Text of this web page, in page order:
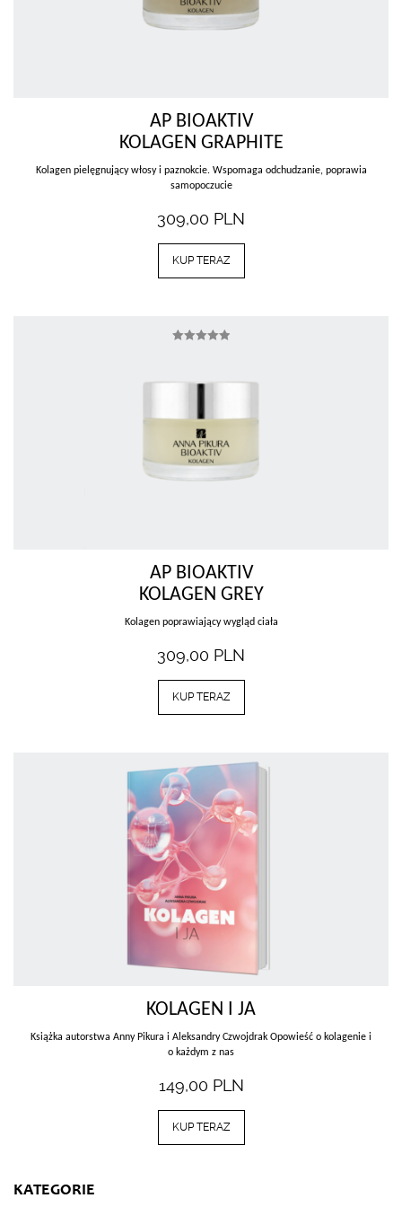
AP BIOAKTIV
KOLAGEN GRAPHITE
Kolagen pielęgnujący włosy i paznokcie. Wspomaga odchudzanie, poprawia
samopoczucie
309,00 PLN
KUP TERAZ
AP BIOAKTIV
KOLAGEN GREY
Kolagen poprawiający wygląd ciała
309,00 PLN
KUP TERAZ
KOLAGEN I JA
Książka autorstwa Anny Pikura i Aleksandry Czwojdrak Opowieść o kolagenie i
o każdym z nas
149,00 PLN
KUP TERAZ
KATEGORIE